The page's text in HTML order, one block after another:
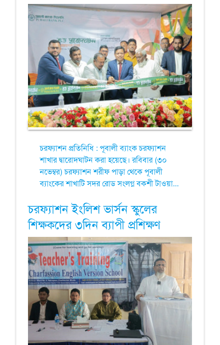
চরফ্যাশন প্রতিনিধি : পূবালী ব্যাংক চরফ্যাশন
শাখার দ্বারোদঘাটন করা হয়েছে। রবিবার (৩০
নভেম্বর) চরফ্যাশন শরীফ পাড়া থেকে পূবালী
ব্যাংকের শাখাটি সদর রোড সংলগ্ন বকশী টাওয়া...
চরফ্যাশন ইংলিশ ভার্সন স্কুলের
শিক্ষকদের ৩দিন ব্যাপী প্রশিক্ষণ